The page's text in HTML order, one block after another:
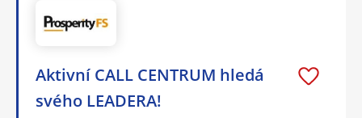
Aktivní CALL CENTRUM hledá
svého LEADERA!